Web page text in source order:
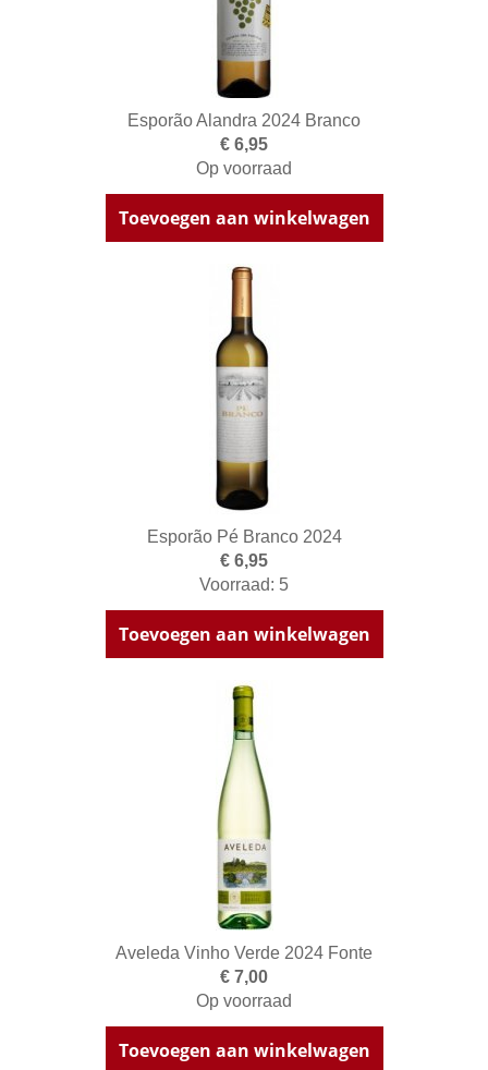
Esporão Alandra 2024 Branco
€ 6,95
Op voorraad
Toevoegen aan winkelwagen
Esporão Pé Branco 2024
€ 6,95
Voorraad: 5
Toevoegen aan winkelwagen
Aveleda Vinho Verde 2024 Fonte
€ 7,00
Op voorraad
Toevoegen aan winkelwagen